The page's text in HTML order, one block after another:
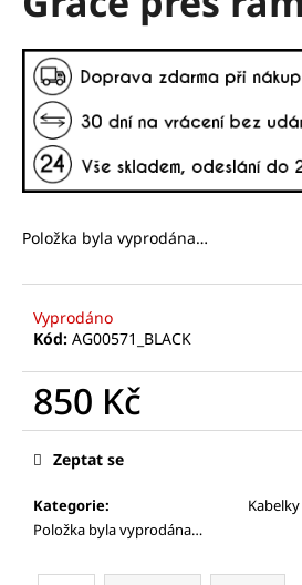
z
hvězdiček.
Položka byla vyprodána…
Vyprodáno
Kód: AG00571_BLACK
850 Kč
Měrná
cena:
Kategorie:
Kabelky
Položka byla vyprodána…
Zeptat se
j
e
m
e